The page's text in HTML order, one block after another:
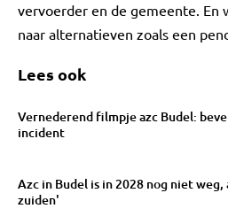
vervoerder en de gemeente. En
naar alternatieven zoals een
Lees ook
Vernederend filmpje azc Budel:
incident
Azc in Budel is in 2028 nog niet
zuiden'